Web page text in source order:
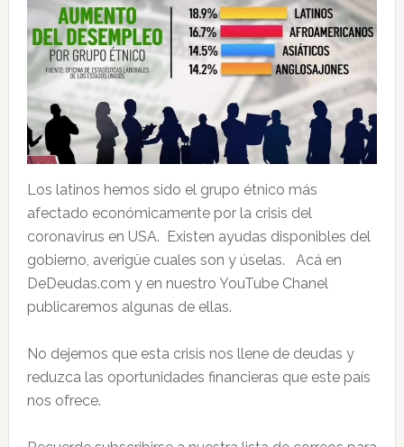
Los latinos hemos sido el grupo étnico más
afectado económicamente por la crisis del
coronavirus en USA. Existen ayudas disponibles del
gobierno, averigüe cuales son y úselas. Acá en
DeDeudas.com y en nuestro YouTube Chanel
publicaremos algunas de ellas.
No dejemos que esta crisis nos llene de deudas y
reduzca las oportunidades financieras que este país
nos ofrece.